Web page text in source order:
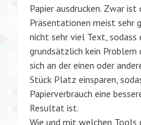
Papier ausdrucken. Zwar
Präsentationen meist sehr
nicht sehr viel Text, sodass
grundsätzlich kein
sich an der einen oder
Stück Platz einsparen,
Papierverbrauch eine
Resultat ist.
Wie und mit welchen Tools